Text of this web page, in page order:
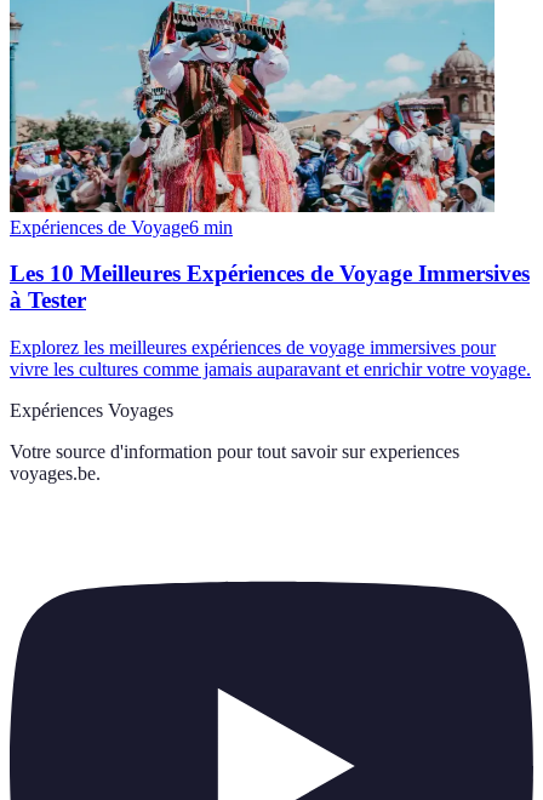
Expériences de Voyage6 min
Les 10 Meilleures Expériences de Voyage Immersives
à Tester
Explorez les meilleures expériences de voyage immersives pour
vivre les cultures comme jamais auparavant et enrichir votre voyage.
Expériences Voyages
Votre source d'information pour tout savoir sur experiences
voyages.be.